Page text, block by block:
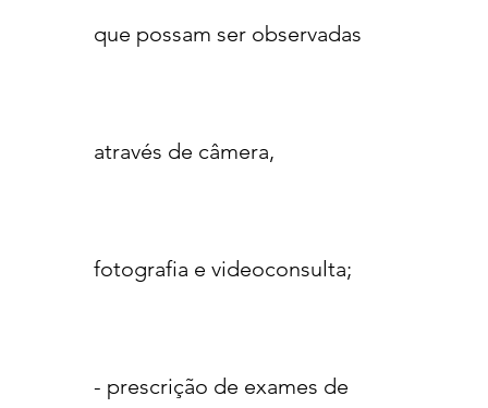
que possam ser observadas
através de câmera,
fotografia e videoconsulta;
- prescrição de exames de